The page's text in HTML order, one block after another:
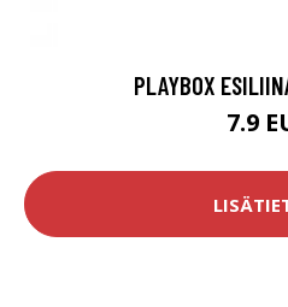
PLAYBOX
7.9